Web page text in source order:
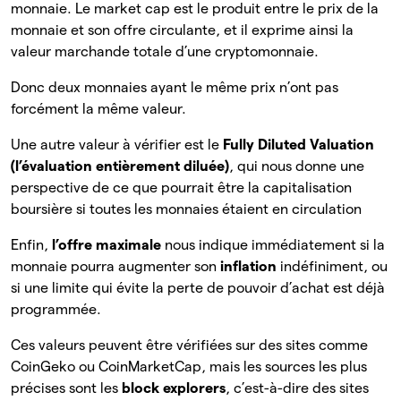
monnaie. Le market cap est le produit entre le prix de la
monnaie et son offre circulante, et il exprime ainsi la
valeur marchande totale d’une cryptomonnaie.
Donc deux monnaies ayant le même prix n’ont pas
forcément la même valeur.
Une autre valeur à vérifier est le Fully Diluted Valuation
(l’évaluation entièrement diluée), qui nous donne une
perspective de ce que pourrait être la capitalisation
boursière si toutes les monnaies étaient en circulation
Enfin, l’offre maximale nous indique immédiatement si la
monnaie pourra augmenter son inflation indéfiniment, ou
si une limite qui évite la perte de pouvoir d’achat est déjà
programmée.
Ces valeurs peuvent être vérifiées sur des sites comme
CoinGeko ou CoinMarketCap, mais les sources les plus
précises sont les block explorers, c’est-à-dire des sites